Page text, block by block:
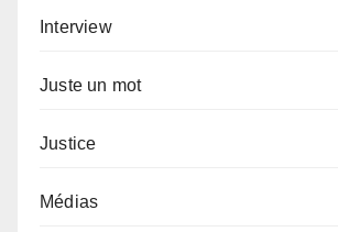
Interview
Juste un mot
Justice
Médias